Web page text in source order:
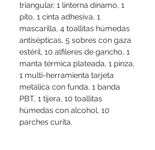
triangular, 1 linterna dínamo, 1
pito, 1 cinta adhesiva, 1
mascarilla, 4 toallitas húmedas
antisépticas, 5 sobres con gaza
estéril, 10 alfileres de gancho, 1
manta térmica plateada, 1 pinza,
1 multi-herramienta tarjeta
metálica con funda, 1 banda
PBT, 1 tijera, 10 toallitas
húmedas con alcohol, 10
parches curita.